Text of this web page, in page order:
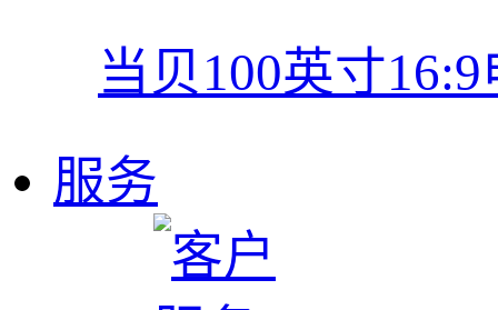
当贝100英寸
服务